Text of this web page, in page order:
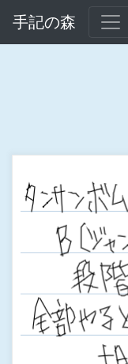
手記の森